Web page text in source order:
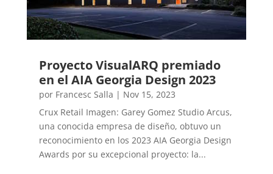
Proyecto VisualARQ premiado
en el AIA Georgia Design 2023
por Francesc Salla | Nov 15, 2023
Crux Retail Imagen: Garey Gomez Studio Arcus,
una conocida empresa de diseño, obtuvo un
reconocimiento en los 2023 AIA Georgia Design
Awards por su excepcional proyecto: la...